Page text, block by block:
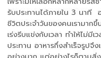
รับประทานได้ภายใน 3 นาที
ชีวิตประจำวันของคนเรามา
เร่งรีบแข่งกับเวลา ทำให้ไม่มีเ
ประทาน อาหารกึ่งสำเร็จรูปจึ